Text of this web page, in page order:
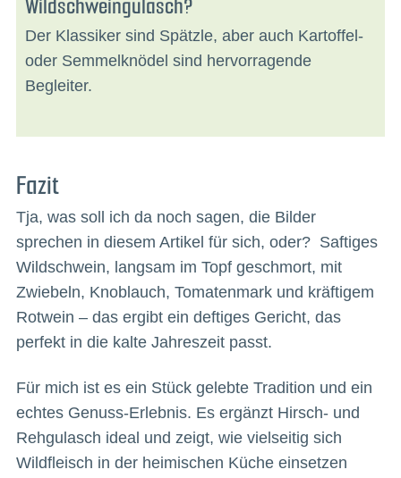
Wildschweingulasch?
Der Klassiker sind Spätzle, aber auch Kartoffel-
oder Semmelknödel sind hervorragende
Begleiter.
Fazit
Tja, was soll ich da noch sagen, die Bilder
sprechen in diesem Artikel für sich, oder? Saftiges
Wildschwein, langsam im Topf geschmort, mit
Zwiebeln, Knoblauch, Tomatenmark und kräftigem
Rotwein – das ergibt ein deftiges Gericht, das
perfekt in die kalte Jahreszeit passt.
Für mich ist es ein Stück gelebte Tradition und ein
echtes Genuss-Erlebnis. Es ergänzt Hirsch- und
Rehgulasch ideal und zeigt, wie vielseitig sich
Wildfleisch in der heimischen Küche einsetzen